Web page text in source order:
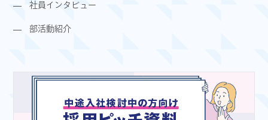
社員インタビュー
部活動紹介